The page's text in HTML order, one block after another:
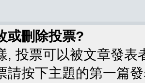
或刪除投票?
, 投票可以被文章發
請按下主題的第一篇